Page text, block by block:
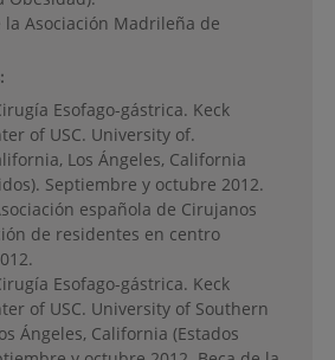
Asociación Madrileña de
Esofago-gástrica. Keck
of USC. University of.
Los Ángeles, California
Septiembre y octubre 2012.
española de Cirujanos
de residentes en centro
Esofago-gástrica. Keck
of USC. University of Southern
Ángeles, California (Estados